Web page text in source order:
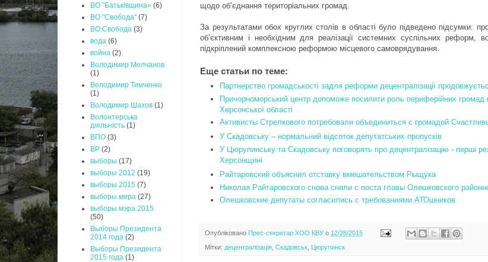
щодо об’єднання територіальних громад.
За результатами обох круглих столів в області було підведено підсумки:
об’єктивним і необхідним для реалізації системних суспільних реформ,
підкріплений комплексною реформою місцевого самоврядування.
Еще статьи по теме:
Партнерство громадськості задля реформи децентралізації
Причорноморський центр допоможе посилити роль периферійних
Херсонської області
Активисты Стрелкового потребовали объединиться с громадой
У Скадовську – нормальний відсоток депутатських пропусків
У Цюрупинську та Скадовську поговорять про децентралізацію - перші
Херсонщині
Райтаровский объяснил отставку вмешательством Рыщука
Николая Райтаровского снова сняли с поста главы Олешковского
Олешковские депутаты согласились с требованиями АТОшников
Опубліковано Прес-секретар ХОО КВУ о 12/28/2015
Мітки: децентралізація Скадовськ Цюрупинск
ВО "Батьківщина» (6)
ВО "Свобода" (7)
ВО Свобода (3)
вода (6)
война (2)
Володимир Молчанов
(1)
Володимир Тимченко
(1)
Володимир Шахов (1)
Волонтерська
діяльність (1)
ВПО (3)
ВР (2)
выборы (17)
выборы 2012 (19)
выборы 2015 (7)
выборы мера (27)
выборы мэра 2015
(50)
Выборы Президента
2014 года (2)
Выборы Президента
2015 года (1)